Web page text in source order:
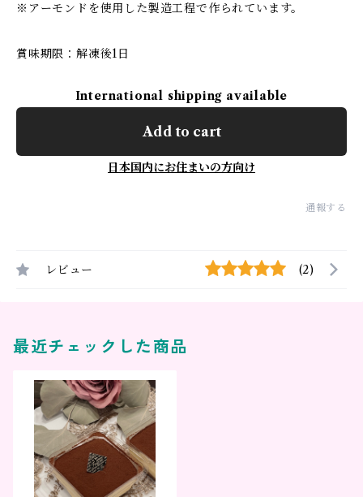
※アーモンドを使用した製造工程で作られています。
賞味期限：解凍後1日
International shipping available
Add to cart
日本国内にお住まいの方向け
通報する
レビュー (2)
最近チェックした商品